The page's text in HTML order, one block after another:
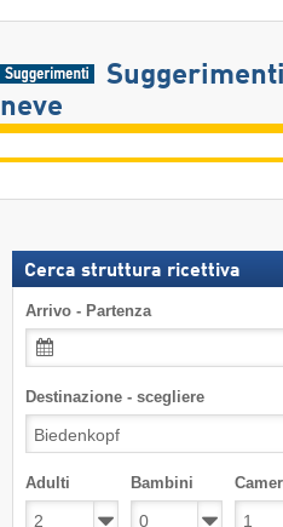
neve
Cerca struttura ricettiva
Arrivo - Partenza
Destinazione - scegliere
Adulti Bambini